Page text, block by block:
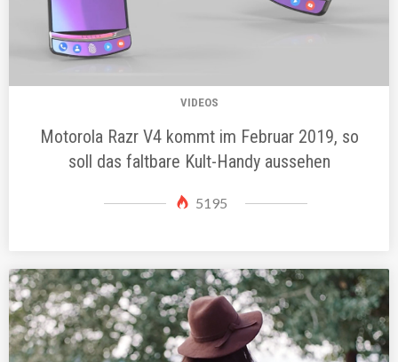
VIDEOS
Motorola Razr V4 kommt im Februar 2019, so
soll das faltbare Kult-Handy aussehen
5195